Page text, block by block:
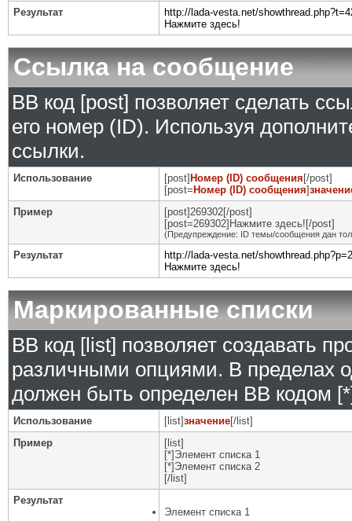
Результат
http://lada-vesta.net/
Нажмите здесь!
Ссылка на сообщение
BB код [post] позволяет сделать
его номер (ID). Используя
ссылки.
Использование [post] Номер (ID) сообщения [/post]
[post= Номер (ID) сообщения]
Пример
[post]269302[/post]
[post=269302]Нажмите здесь![/post]
(Предупреждение: ID темы/сообщения дан
Результат
http://lada-vesta.net/
Нажмите здесь!
Маркированные списки
BB код [list] позволяет создавать
различными опциями. В пределах
должен быть определен BB кодом
Использование [list]значение[/list]
Пример
[list]
[*]Элемент списка 1
[*]Элемент списка 2
[/list]
Результат
Элемент списка 1